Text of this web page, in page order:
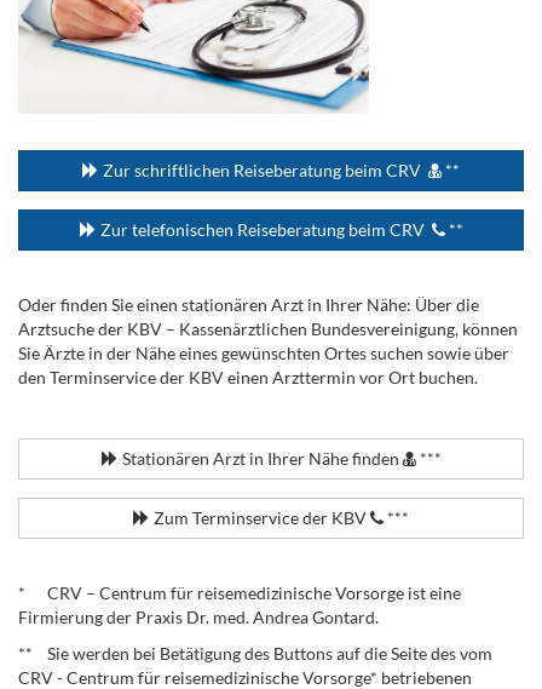
Zur schriftlichen Reiseberatung beim CRV **
Zur telefonischen Reiseberatung beim CRV **
Oder finden Sie einen stationären Arzt in Ihrer Nähe: Über die
Arztsuche der KBV – Kassenärztlichen Bundesvereinigung, können
Sie Ärzte in der Nähe eines gewünschten Ortes suchen sowie über
den Terminservice der KBV einen Arzttermin vor Ort buchen.
Stationären Arzt in Ihrer Nähe finden ***
Zum Terminservice der KBV ***
* CRV – Centrum für reisemedizinische Vorsorge ist eine
Firmierung der Praxis Dr. med. Andrea Gontard.
** Sie werden bei Betätigung des Buttons auf die Seite des vom
CRV - Centrum für reisemedizinische Vorsorge* betriebenen